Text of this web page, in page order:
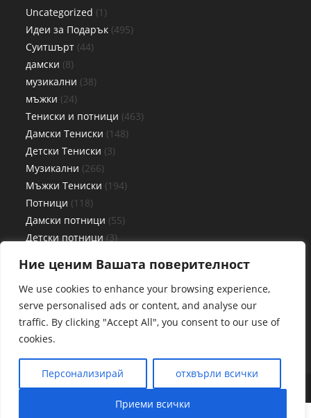
Ние ценим Вашата поверителност
We use cookies to enhance your browsing experience,
serve personalised ads or content, and analyse our
traffic. By clicking "Accept All", you consent to our use of
cookies.
Персонализирай отхвърли всички
Приеми всички
Uncategorized 1
Идеи за Подарък 495
Суитшърт 44
дамски 8
музикални 38
мъжки 24
Тениски и потници 463
Дамски Тениски 148
Детски Тениски 3
Музикални 266
Мъжки Тениски 194
Потници 118
Дамски потници 55
Детски потници 3
Чаши 4
Web By www.pcplovdiv.com